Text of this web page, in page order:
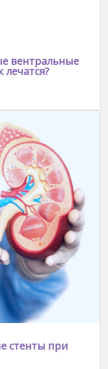
вентральные
стенты при